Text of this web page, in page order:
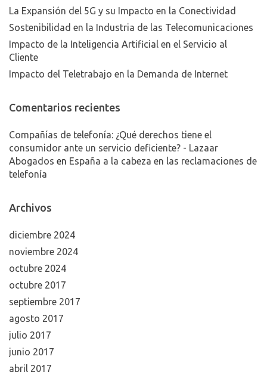
La Expansión del 5G y su Impacto en la Conectividad
Sostenibilidad en la Industria de las Telecomunicaciones
Impacto de la Inteligencia Artificial en el Servicio al
Cliente
Impacto del Teletrabajo en la Demanda de Internet
Comentarios recientes
Compañías de telefonía: ¿Qué derechos tiene el
consumidor ante un servicio deficiente? - Lazaar
Abogados en España a la cabeza en las reclamaciones de
telefonía
Archivos
diciembre 2024
noviembre 2024
octubre 2024
octubre 2017
septiembre 2017
agosto 2017
julio 2017
junio 2017
abril 2017